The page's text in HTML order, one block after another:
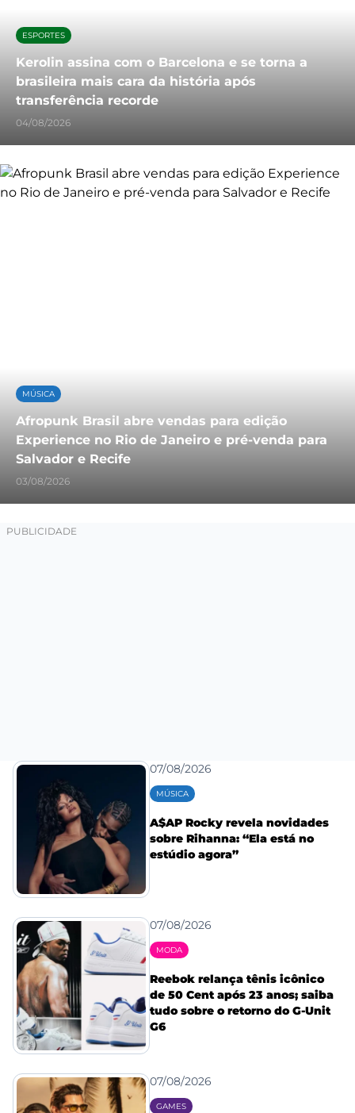
ESPORTES
Kerolin assina com o Barcelona e se torna a
brasileira mais cara da história após
transferência recorde
04/08/2026
MÚSICA
Afropunk Brasil abre vendas para edição
Experience no Rio de Janeiro e pré-venda para
Salvador e Recife
03/08/2026
07/08/2026
MÚSICA
A$AP Rocky revela novidades
sobre Rihanna: “Ela está no
estúdio agora”
07/08/2026
MODA
Reebok relança tênis icônico
de 50 Cent após 23 anos; saiba
tudo sobre o retorno do G-Unit
G6
07/08/2026
GAMES